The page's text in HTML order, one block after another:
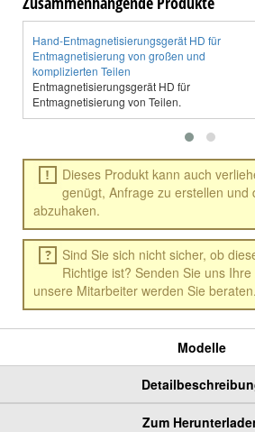
Hand-Entmagnetisierungsgerät HD für
Entmagnetisierung von großen und
komplizierten Teilen
Entmagnetisierungsgerät HD für
Entmagnetisierung von Teilen.
Dieses Produkt kann auch
genügt, Anfrage zu erstellen und
abzuhaken.
Sind Sie sich nicht sicher, ob
Richtige ist? Senden Sie uns
unsere Mitarbeiter werden Sie beraten.
Modelle
Zum